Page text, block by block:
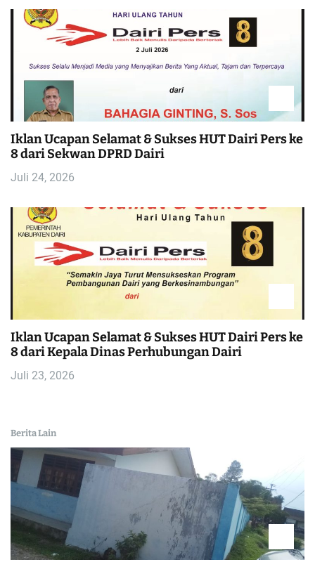
s
Iklan Ucapan Selamat & Sukses HUT Dairi Pers ke
8 dari Sekwan DPRD Dairi
Juli 24, 2026
Iklan Ucapan Selamat & Sukses HUT Dairi Pers ke
8 dari Kepala Dinas Perhubungan Dairi
Juli 23, 2026
Berita Lain